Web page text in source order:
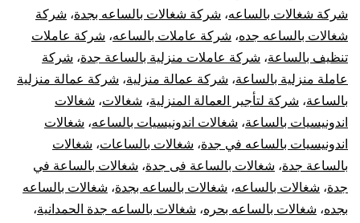
شركة شغالات بالساعه، شركة شغالات بالساعه بجدة، شركة
شغالات بالساعه جده، شركة عاملات بالساعه، شركة عاملات
تنظيف بالساعة، شركة عاملات منزلية بالساعة جدة، شركة
عاملة منزلية بالساعة، شركة عمالة منزلية، شركة عمالة منزلية
بالساعة، شركة لتأجير العمالة المنزلية، شغالات، شغالات
اندونيسيات بالساعة، شغالات اندونيسيات بالساعه، شغالات
اندونيسيات بالساعه في جدة، شغالات بالساعات، شغالات
بالساعة جدة، شغالات بالساعة فى جدة، شغالات بالساعة في
جدة، شغالات بالساعه، شغالات بالساعه بجدة، شغالات بالساعه
بجده، شغالات بالساعه بحره، شغالات بالساعه جدة الحمدانية،